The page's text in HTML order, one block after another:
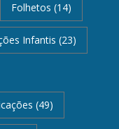
Folhetos (14)
Infantis (23)
(49)